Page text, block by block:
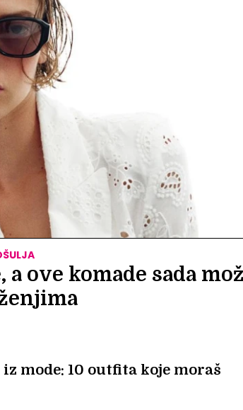
ove komade sada
mode: 10 outfita koje moraš